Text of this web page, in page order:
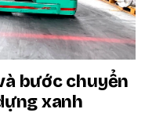
bước chuyển
xanh